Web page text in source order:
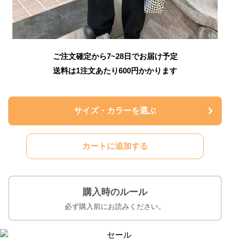
ご注文確定から7~28日でお届け予定
送料は1注文あたり600円かかります
サイズ・カラーを選ぶ
カートに追加する
購入時のルール
必ず購入前にお読みください。